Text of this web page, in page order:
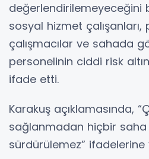
değerlendirilemeyeceğini
sosyal hizmet
çalışmacılar ve sahada
personelinin ciddi risk
ifade etti.
Karakuş açıklamasında,
sağlanmadan hiçbir saha
sürdürülemez” ifadelerine